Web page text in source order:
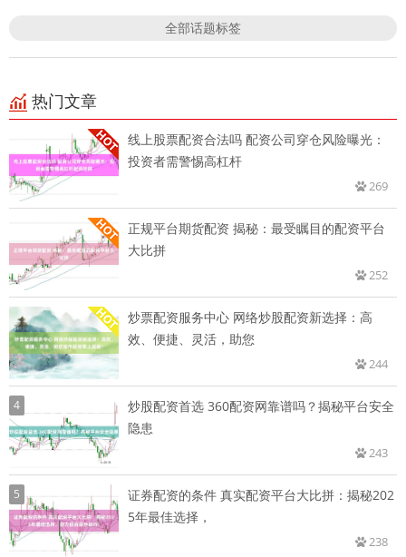
全部话题标签
热门文章
线上股票配资合法吗 配资公司穿仓风险曝光：
投资者需警惕高杠杆
269
正规平台期货配资 揭秘：最受瞩目的配资平台
大比拼
252
炒票配资服务中心 网络炒股配资新选择：高
效、便捷、灵活，助您
244
4
炒股配资首选 360配资网靠谱吗？揭秘平台安全
隐患
243
5
证券配资的条件 真实配资平台大比拼：揭秘202
5年最佳选择，
238